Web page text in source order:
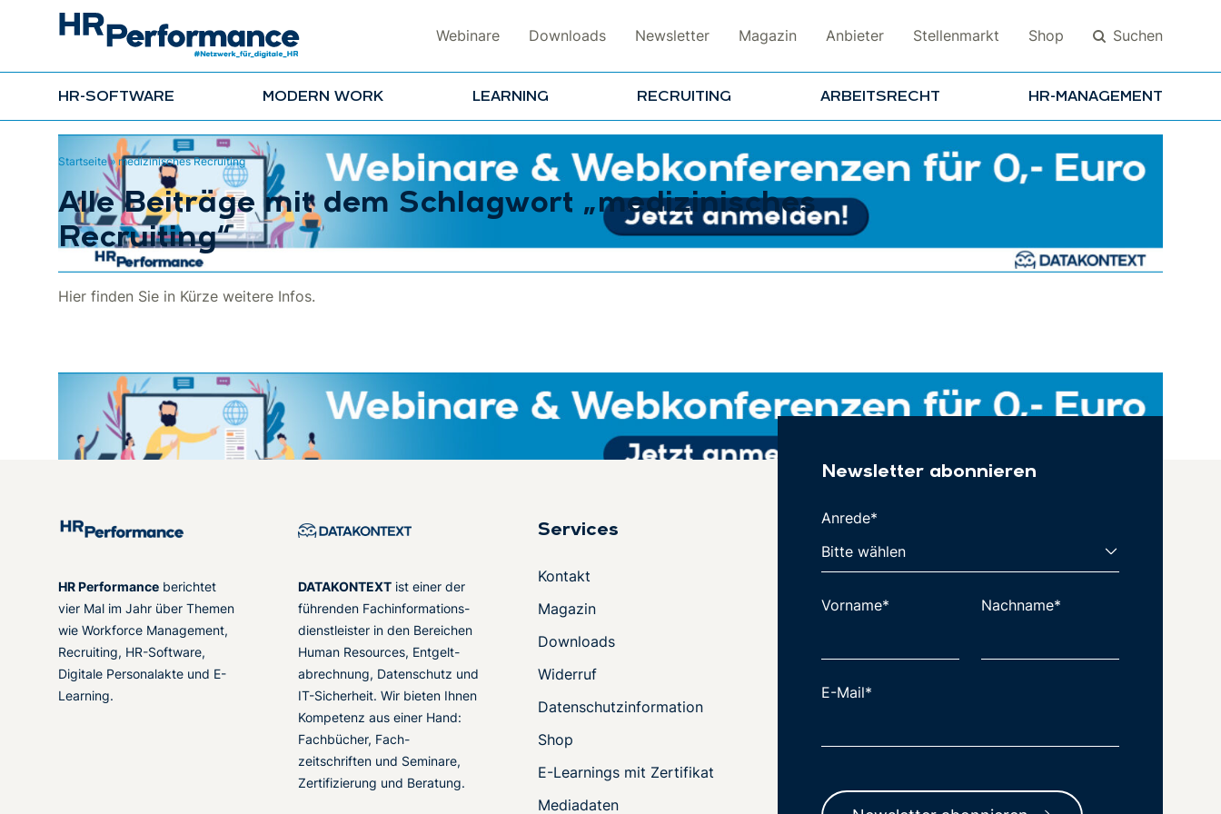
Webinare Downloads Newsletter Magazin Anbieter Stellenmarkt Shop Suchen
HR-SOFTWARE MODERN WORK LEARNING RECRUITING ARBEITSRECHT HR-MANAGEMENT
Suchen
Startseite»medizinisches Recruiting
Alle Beiträge mit dem Schlagwort „medizinisches
Recruiting“
Hier finden Sie in Kürze weitere Infos.
HR Performance berichtet
vier Mal im Jahr über Themen
wie Workforce Management,
Recruiting, HR-Software,
Digitale Personalakte und E-
Learning.
DATAKONTEXT ist einer der
führenden Fachinformations-
dienstleister in den Bereichen
Human Resources, Entgelt-
abrechnung, Datenschutz und
IT-Sicherheit. Wir bieten Ihnen
Kompetenz aus einer Hand:
Fachbücher, Fach-
zeitschriften und Seminare,
Zertifizierung und Beratung.
Services
Kontakt
Magazin
Downloads
Widerruf
Datenschutzinformation
Shop
E-Learnings mit Zertifikat
Mediadaten
Newsletter abonnieren
Anrede*
Vorname* Nachname*
E-Mail*